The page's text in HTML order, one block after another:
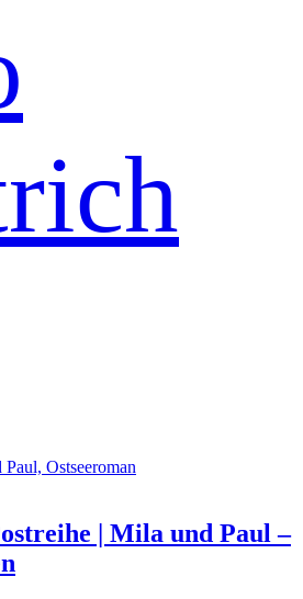
| Mila und Paul –